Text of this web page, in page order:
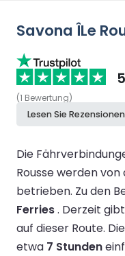
Savona ÎLe
5
(1 Bewertung)
Lesen Sie Rezensionen
Die
Rousse werden
betrieben. Zu den
Ferries. Derzeit
auf dieser Route.
etwa 7 Stunden